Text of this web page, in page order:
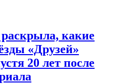
какие
«Друзей»
20 лет после